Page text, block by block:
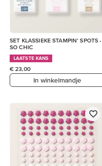
SET KLASSIEKE STAMPIN’ SPOTS -
SO CHIC
LAATSTE KANS
€ 23,00
In winkelmandje